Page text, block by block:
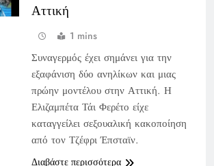
Αττική
1 mins
Συναγερμός έχει σημάνει για την
εξαφάνιση δύο ανηλίκων και μιας
πρώην μοντέλου στην Αττική. Η
Ελιζαμπέτα Τάι Φερέτο είχε
καταγγείλει σεξουαλική κακοποίηση
από τον Τζέφρι Έπσταϊν.
Διαβάστε περισσότερα